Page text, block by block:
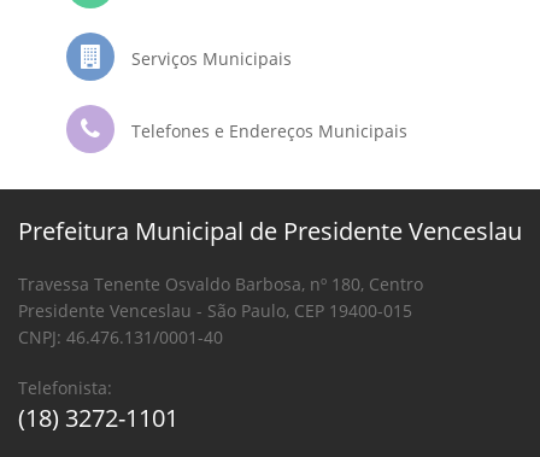
Serviços Municipais
Telefones e Endereços Municipais
Prefeitura Municipal de Presidente Venceslau
Travessa Tenente Osvaldo Barbosa, nº 180, Centro
Presidente Venceslau - São Paulo, CEP 19400-015
CNPJ: 46.476.131/0001-40
Telefonista:
(18) 3272-1101